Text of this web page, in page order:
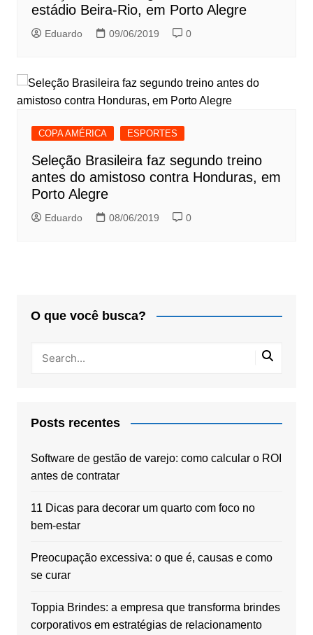
estádio Beira-Rio, em Porto Alegre
Eduardo 09/06/2019 0
COPA AMÉRICA ESPORTES
Seleção Brasileira faz segundo treino
antes do amistoso contra Honduras, em
Porto Alegre
Eduardo 08/06/2019 0
O que você busca?
Posts recentes
Software de gestão de varejo: como calcular o ROI
antes de contratar
11 Dicas para decorar um quarto com foco no
bem-estar
Preocupação excessiva: o que é, causas e como
se curar
Toppia Brindes: a empresa que transforma brindes
corporativos em estratégias de relacionamento